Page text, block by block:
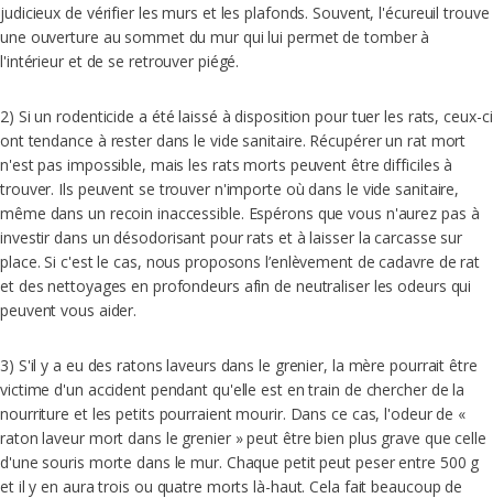
judicieux de vérifier les murs et les plafonds. Souvent, l'écureuil trouve
une ouverture au sommet du mur qui lui permet de tomber à
l'intérieur et de se retrouver piégé.
2) Si un rodenticide a été laissé à disposition pour tuer les rats, ceux-ci
ont tendance à rester dans le vide sanitaire. Récupérer un rat mort
n'est pas impossible, mais les rats morts peuvent être difficiles à
trouver. Ils peuvent se trouver n'importe où dans le vide sanitaire,
même dans un recoin inaccessible. Espérons que vous n'aurez pas à
investir dans un désodorisant pour rats et à laisser la carcasse sur
place. Si c'est le cas, nous proposons l’enlèvement de cadavre de rat
et des nettoyages en profondeurs afin de neutraliser les odeurs qui
peuvent vous aider.
3) S'il y a eu des ratons laveurs dans le grenier, la mère pourrait être
victime d'un accident pendant qu'elle est en train de chercher de la
nourriture et les petits pourraient mourir. Dans ce cas, l'odeur de «
raton laveur mort dans le grenier » peut être bien plus grave que celle
d'une souris morte dans le mur. Chaque petit peut peser entre 500 g
et il y en aura trois ou quatre morts là-haut. Cela fait beaucoup de